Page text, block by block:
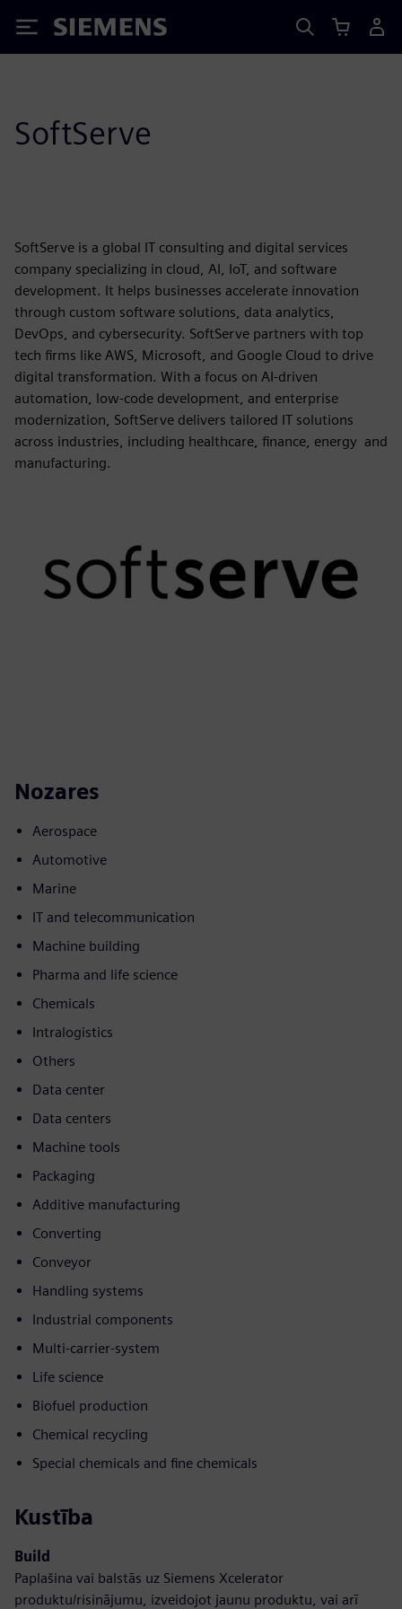
Siemens
SoftServe
SoftServe is a global IT consulting and digital services
company specializing in cloud, AI, IoT, and software
development. It helps businesses accelerate innovation
through custom software solutions, data analytics,
DevOps, and cybersecurity. SoftServe partners with top
tech firms like AWS, Microsoft, and Google Cloud to drive
digital transformation. With a focus on AI-driven
automation, low-code development, and enterprise
modernization, SoftServe delivers tailored IT solutions
across industries, including healthcare, finance, energy and
manufacturing.
Nozares
Aerospace
Automotive
Marine
IT and telecommunication
Machine building
Pharma and life science
Chemicals
Intralogistics
Others
Data center
Data centers
Machine tools
Packaging
Additive manufacturing
Converting
Conveyor
Handling systems
Industrial components
Multi-carrier-system
Life science
Biofuel production
Chemical recycling
Special chemicals and fine chemicals
Kustība
Build
Paplašina vai balstās uz Siemens Xcelerator
produktu/risinājumu, izveidojot jaunu produktu, vai arī